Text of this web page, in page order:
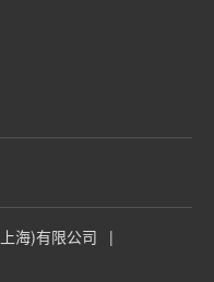
海)有限公司